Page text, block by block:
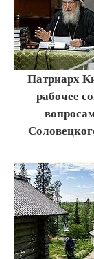
Патриарх
рабочее